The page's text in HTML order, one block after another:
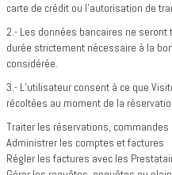
carte de crédit ou l’autorisation de
2.- Les données bancaires ne
durée strictement nécessaire à la
considérée.
3.- L’utilisateur consent à ce que
récoltées au moment de la
Traiter les réservations, commandes
Administrer les comptes et factures
Régler les factures avec les